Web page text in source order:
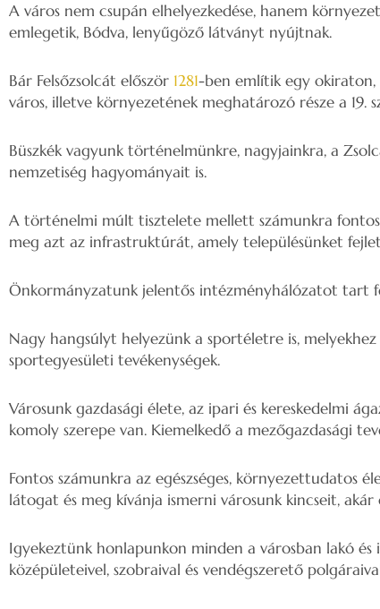
A város nem csupán elhelyezkedése, hanem
emlegetik, Bódva, lenyűgöző látványt nyújtnak.
Bár Felsőzsolcát először 1281-ben említik egy okiraton,
város, illetve környezetének meghatározó része a 19.
Büszkék vagyunk történelmünkre, nagyjainkra, a
nemzetiség hagyományait is.
A történelmi múlt tisztelete mellett számunkra
meg azt az infrastruktúrát, amely településünket
Önkormányzatunk jelentős intézményhálózatot tart
Nagy hangsúlyt helyezünk a sportéletre is,
sportegyesületi tevékenységek.
Városunk gazdasági élete, az ipari és kereskedelmi
komoly szerepe van. Kiemelkedő a mezőgazdasági
Fontos számunkra az egészséges, környezettudatos
látogat és meg kívánja ismerni városunk kincseit,
Igyekeztünk honlapunkon minden a városban lakó
középületeivel, szobraival és vendégszerető